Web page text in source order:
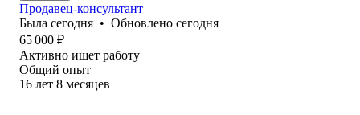
Продавец-консультант
Была сегодня • Обновлено сегодня
65 000 ₽
Активно ищет работу
Общий опыт
16 лет 8 месяцев